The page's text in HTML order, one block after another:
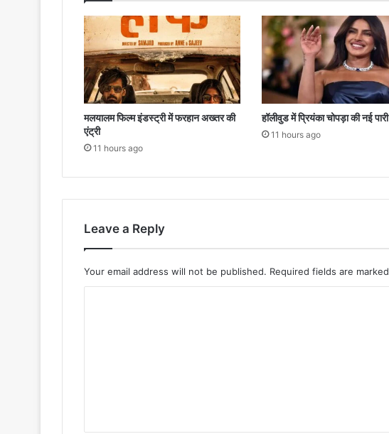
का
निर्देश
मलयालम फिल्म इंडस्ट्री में फरहान अख्तर की
एंट्री
11 hours ago
हॉलीवुड में प्रियंका चोपड़ा की नई पारी
11 hours ago
Leave a Reply
Your email address will not be published. Required fields are marked